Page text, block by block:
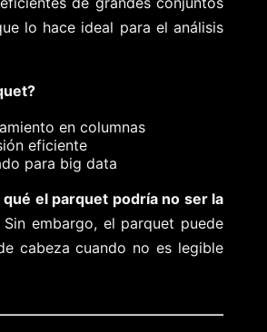
lo hace ideal para el análisis
en columnas
eficiente
para big data
el parquet podría no ser la
Sin embargo, el parquet puede
cabeza cuando no es legible